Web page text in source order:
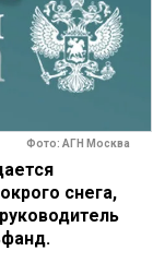
Фото: АГН Москва
снега,